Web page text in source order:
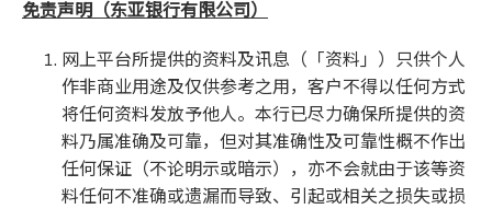
免责声明（东亚银行有限公司）
网上平台所提供的资料及讯息（「资料」）只供个人
作非商业用途及仅供参考之用，客户不得以任何方式
将任何资料发放予他人。本行已尽力确保所提供的资
料乃属准确及可靠，但对其准确性及可靠性概不作出
任何保证（不论明示或暗示），亦不会就由于该等资
料任何不准确或遗漏而导致、引起或相关之损失或损